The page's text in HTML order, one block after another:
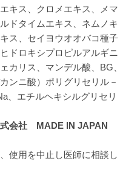
キス、クロメエキス、メマ
ドタイムエキス、ネムノキ
ス、セイヨウオオバコ種子
ドロキシプロピルアルギニ
カリス、マンデル酸、BG、
ンニ酸）ポリグリセリル－
、エチルヘキシルグリセリ
式会社 MADE IN JAPAN
使用を中止し医師に相談し